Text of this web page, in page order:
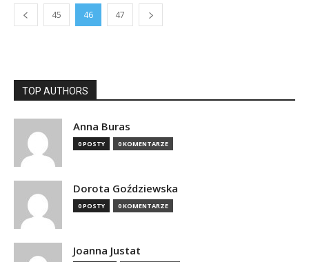
45 46 47
TOP AUTHORS
Anna Buras
0 POSTY 0 KOMENTARZE
Dorota Goździewska
0 POSTY 0 KOMENTARZE
Joanna Justat